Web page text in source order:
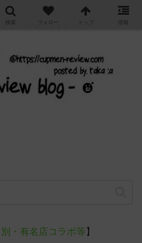
ュー / アレンジするブログ
・有名店コラボ等 】
検索 フォロー トップ 情報